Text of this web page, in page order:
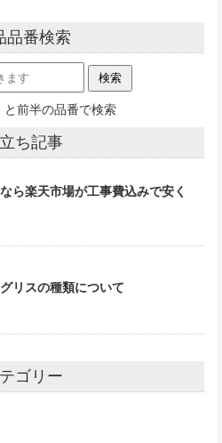
品番検索
前半の品番で検索
ち記事
ら楽天市場が工事費込みで安く
リスの種類について
ゴリー